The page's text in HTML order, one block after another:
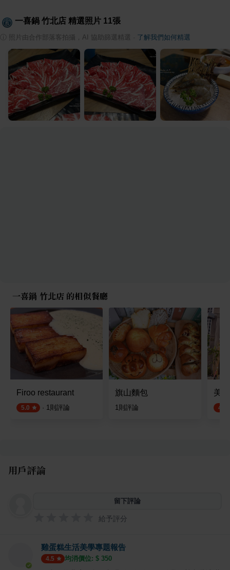
一喜鍋 竹北店 精選照片 11張
照片由合作部落客拍攝，AI 協助篩選精選 了解我們如何精選
一喜鍋 竹北店 的相似餐廳
Firoo restaurant
5.0 · 1則評論
旗山麵包
1則評論
美
4.5
用戶評論
留下評論
給予評分
雞蛋糕生活美學專題報告
4.5 均消價位: $ 350